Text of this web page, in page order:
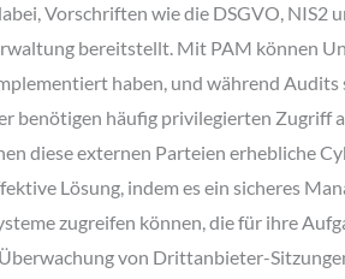
Vorschriften wie die DSGVO, NIS2
bereitstellt. Mit PAM können
haben, und während
häufig privilegierten Zugriff
diese externen Parteien erhebliche
Lösung, indem es ein sicheres
zugreifen können, die für ihre
von Drittanbieter-